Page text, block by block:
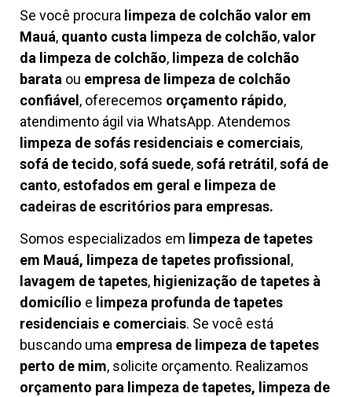
Se você procura limpeza de colchão valor em
Mauá, quanto custa limpeza de colchão,valor
da limpeza de colchão, limpeza de colchão
barata ou empresa de limpeza de colchão
confiável, oferecemos orçamento rápido,
atendimento ágil via WhatsApp. Atendemos
limpeza desofás residenciais e comerciais,
sofá de tecido,sofá suede,sofá retrátil,sofá de
canto, estofados em geral e limpeza de
cadeiras de escritórios para empresas.
Somos especializados em limpeza de tapetes
em Mauá, limpeza de tapetes profissional ,
lavagem de tapetes, higienização de tapetes à
domicílio e limpeza profunda de tapetes
residenciais e comerciais. Se você está
buscando uma empresa de limpeza de tapetes
perto de mim, solicite orçamento. Realizamos
orçamento para limpeza de tapetes, limpeza de